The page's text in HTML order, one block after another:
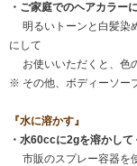
・ご家庭でのヘアカラー
明るいトーンと白髪染
にして
お使いいただくと、色
※ その他、ボディーソー
『水に溶かす』
・水60ccに2gを溶かして
市販のスプレー容器を